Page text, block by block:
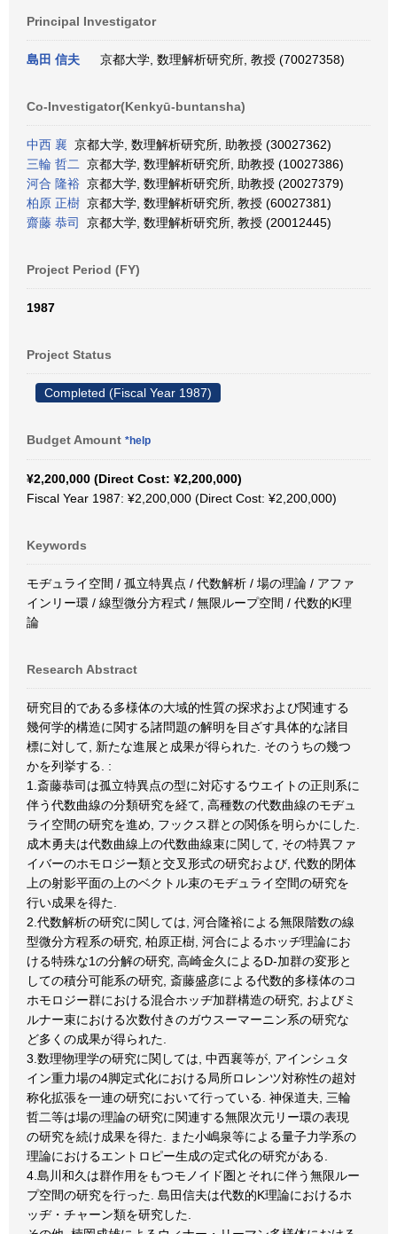
Principal Investigator
島田 信夫 京都大学, 数理解析研究所, 教授 (70027358)
Co-Investigator(Kenkyū-buntansha)
中西 襄 京都大学, 数理解析研究所, 助教授 (30027362)
三輪 哲二
京都大学, 数理解析研究所, 助教授 (10027386)
河合 隆裕 京都大学, 数理解析研究所, 助教授 (20027379)
柏原 正樹 京都大学, 数理解析研究所, 教授 (60027381)
齋藤 恭司
京都大学, 数理解析研究所, 教授 (20012445)
Project Period (FY)
1987
Project Status
Completed (Fiscal Year 1987)
Budget Amount *help
¥2,200,000 (Direct Cost: ¥2,200,000)
Fiscal Year 1987: ¥2,200,000 (Direct Cost: ¥2,200,000)
Keywords
モヂュライ空間 / 孤立特異点 / 代数解析 / 場の理論 / アファ
インリー環 / 線型微分方程式 / 無限ループ空間 / 代数的K理
論
Research Abstract
研究目的である多様体の大域的性質の探求および関連する
幾何学的構造に関する諸問題の解明を目ざす具体的な諸目
標に対して, 新たな進展と成果が得られた. そのうちの幾つ
かを列挙する. :
1.斎藤恭司は孤立特異点の型に対応するウエイトの正則系に
伴う代数曲線の分類研究を経て, 高種数の代数曲線のモヂュ
ライ空間の研究を進め, フックス群との関係を明らかにした.
成木勇夫は代数曲線上の代数曲線束に関して, その特異ファ
イバーのホモロジー類と交叉形式の研究および, 代数的閉体
上の射影平面の上のベクトル束のモヂュライ空間の研究を
行い成果を得た.
2.代数解析の研究に関しては, 河合隆裕による無限階数の線
型微分方程系の研究, 柏原正樹, 河合によるホッヂ理論にお
ける特殊な1の分解の研究, 高崎金久によるD-加群の変形と
しての積分可能系の研究, 斎藤盛彦による代数的多様体のコ
ホモロジー群における混合ホッヂ加群構造の研究, およびミ
ルナー束における次数付きのガウスーマーニン系の研究な
ど多くの成果が得られた.
3.数理物理学の研究に関しては, 中西襄等が, アインシュタ
イン重力場の4脚定式化における局所ロレンツ対称性の超対
称化拡張を一連の研究において行っている. 神保道夫, 三輪
哲二等は場の理論の研究に関連する無限次元リー環の表現
の研究を続け成果を得た. また小嶋泉等による量子力学系の
理論におけるエントロピー生成の定式化の研究がある.
4.島川和久は群作用をもつモノイド圏とそれに伴う無限ルー
プ空間の研究を行った. 島田信夫は代数的K理論におけるホ
ッヂ・チャーン類を研究した.